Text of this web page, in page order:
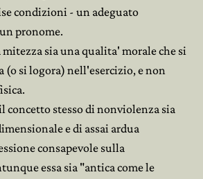
condizioni - un adeguato
pronome.
mitezza sia una qualita' morale che si
(o si logora) nell'esercizio, e non
concetto stesso di nonviolenza sia
e di assai ardua
consapevole sulla
essa sia "antica come le